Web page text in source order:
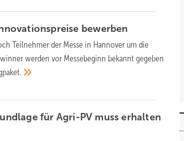
bewerben
Teilnehmer der Messe in Hannover um die
werden vor Messebeginn bekannt gegeben
für Agri-PV muss erhalten